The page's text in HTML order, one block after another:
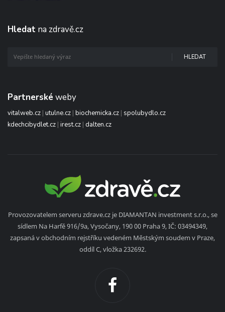
Hledat na zdravě.cz
HLEDAT
Partnerské weby
vitalweb.cz | utulne.cz | biochemicka.cz | spolubydlo.cz
kdechcibydlet.cz | irest.cz | dalten.cz
Provozovatelem serveru zdrave.cz je DIAMANTAN investment s.r.o., se
sídlem Na Harfě 916/9a, Vysočany, 190 00 Praha 9, IČ: 03494349,
zapsaná v obchodním rejstříku vedeném Městským soudem v Praze,
oddíl C, vložka 232692.